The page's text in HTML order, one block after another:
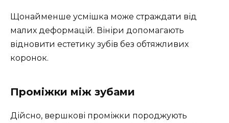
Щонайменше усмішка може страждати від
малих деформацій. Вініри допомагають
відновити естетику зубів без обтяжливих
коронок.
Проміжки між зубами
Дійсно, вершкові проміжки породжують